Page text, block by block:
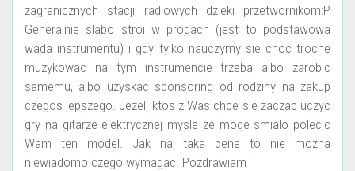
zagranicznych stacji radiowych dzieki przetwornikom:P
Generalnie slabo stroi w progach (jest to podstawowa
wada instrumentu) i gdy tylko nauczymy sie choc troche
muzykowac na tym instrumencie trzeba albo zarobic
samemu, albo uzyskac sponsoring od rodziny na zakup
czegos lepszego. Jezeli ktos z Was chce sie zaczac uczyc
gry na gitarze elektrycznej mysle ze moge smialo polecic
Wam ten model. Jak na taka cene to nie mozna
niewiadomo czego wymagac. Pozdrawiam